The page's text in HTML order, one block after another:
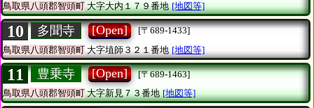
鳥取県八頭郡智頭町大字大内１７９番地 [地図等]
10 多聞寺 [Open]
[〒689-1433]
鳥取県八頭郡智頭町 大字埴師３２１番地 [地図等]
11 豊乗寺 [Open]
[〒689-1463]
鳥取県八頭郡智頭町大字新見７３番地 [地図等]